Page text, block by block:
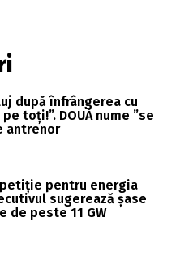
după înfrângerea cu
toți!”. DOUĂ nume ”se
antrenor
pentru energia
sugerează șase
de peste 11 GW